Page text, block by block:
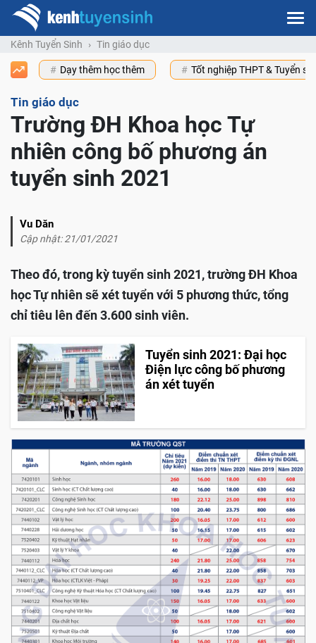
Kênh Tuyển Sinh Tin giáo dục
Dạy thêm học thêm Tốt nghiệp THPT & Tuyển
Tin giáo dục
Trường ĐH Khoa học Tự
nhiên công bố phương án
tuyển sinh 2021
Vu Dăn
Cập nhật: 21/01/2021
Theo đó, trong kỳ tuyển sinh 2021, trường ĐH Khoa
học Tự nhiên sẽ xét tuyển với 5 phương thức, tổng
chỉ tiêu lên đến 3.600 sinh viên.
Tuyển sinh 2021: Đại học
Điện lực công bố phương
án xét tuyển